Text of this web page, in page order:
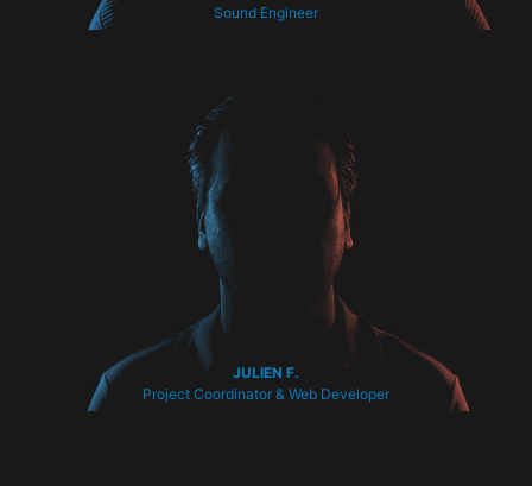
Sound Engineer
JULIEN F.
Project Coordinator & Web Developer